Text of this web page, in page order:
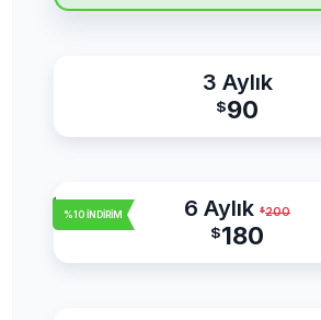
3 Aylık
$90
%10 İNDİRİM 6 Aylık $200
$180